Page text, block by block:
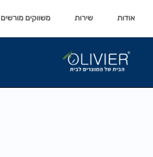
אודות שירות משווקים מורשים